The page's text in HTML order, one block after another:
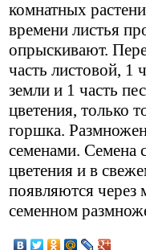
комнатных
времени листья
опрыскивают.
часть листовой, 1
земли и 1 часть
цветения, только
горшка.
семенами. Семена
цветения и в
появляются через
семенном